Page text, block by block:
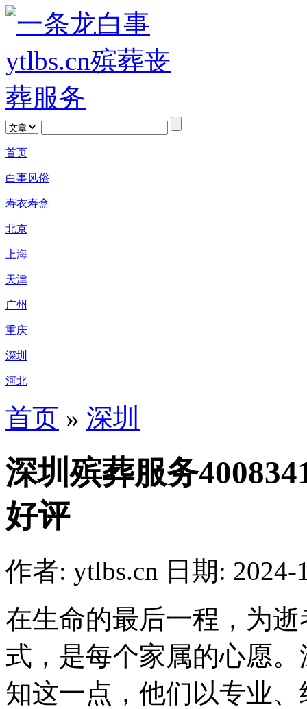
首页
白事风俗
寿衣寿盒
北京
上海
天津
广州
重庆
深圳
河北
首页 » 深圳
深圳殡葬服务
好评
作者: ytlbs.cn 日期: 2024-
在生命的最后一程，为
式，是每个家属的心愿
知这一点，他们以专业